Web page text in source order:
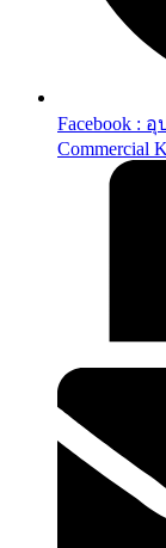
Facebook :
Commercial